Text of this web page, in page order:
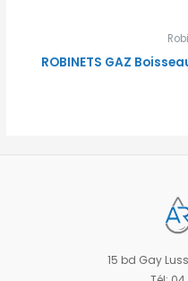
ROBINETS GAZ
15 bd Gay